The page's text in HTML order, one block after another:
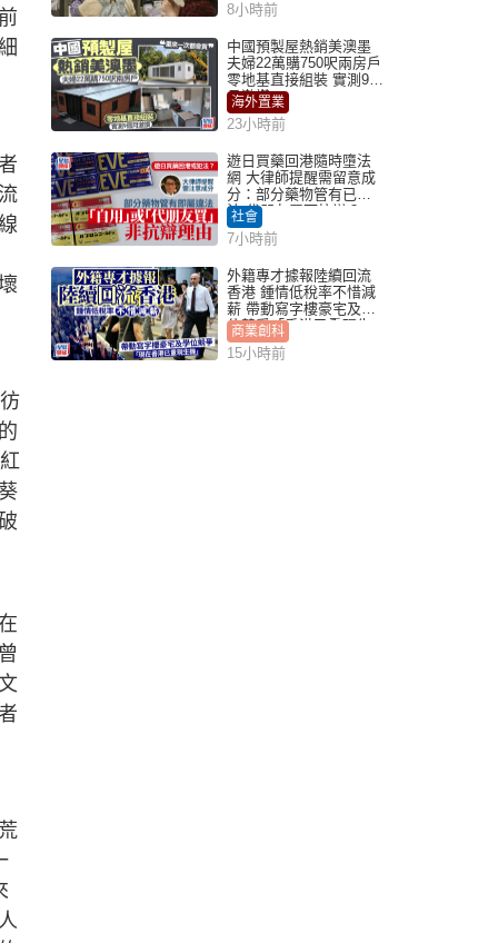
8小時前
中國預製屋熱銷美澳墨
夫婦22萬購750呎兩房戶
零地基直接組裝 實測9個
月激讚
海外置業
23小時前
遊日買藥回港隨時墮法
網 大律師提醒需留意成
分：部分藥物管有已違
法 代朋友買可抗辯？
社會
7小時前
外籍專才據報陸續回流
香港 鍾情低稅率不惜減
薪 帶動寫字樓豪宅及學
位競爭「香港已重現生
機」
商業創科
15小時前